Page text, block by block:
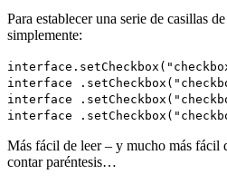
Para establecer una serie de casillas
simplemente:
interface . setCheckbox
interface . setCheckbox
interface . setCheckbox
interface . setCheckbox
Más fácil de leer – y mucho más fácil
contar paréntesis…